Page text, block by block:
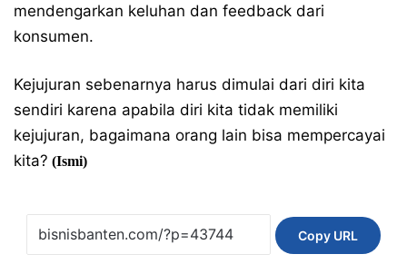
mendengarkan keluhan dan feedback dari
konsumen.
Kejujuran sebenarnya harus dimulai dari diri kita
sendiri karena apabila diri kita tidak memiliki
kejujuran, bagaimana orang lain bisa mempercayai
kita? (Ismi)
Copy URL